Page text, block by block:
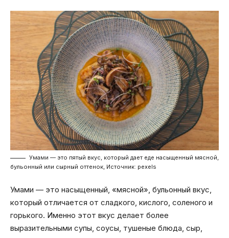
Умами — это пятый вкус, который дает еде насыщенный мясной,
бульонный или сырный оттенок, Источник: pexels
Умами — это насыщенный, «мясной», бульонный вкус,
который отличается от сладкого, кислого, соленого и
горького. Именно этот вкус делает более
выразительными супы, соусы, тушеные блюда, сыр,